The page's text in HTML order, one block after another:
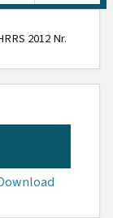
2012 Nr.